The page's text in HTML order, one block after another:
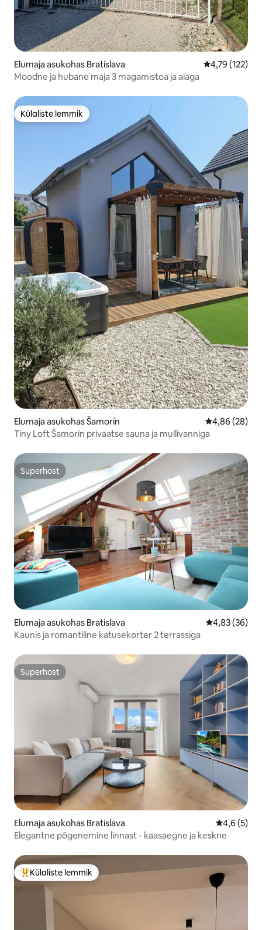
Elumaja asukohas Bratislava Keskmine
4,79 (122)
Moodne ja hubane maja 3 magamistoa ja aiaga
Külaliste lemmik
Külaliste lemmik
Elumaja asukohas Šamorín Keskmine
4,86 (28)
Tiny Loft Šamorín privaatse sauna ja mullivanniga
Superhost
Superhost
Elumaja asukohas Bratislava Keskmine
4,83 (36)
Kaunis ja romantiline katusekorter 2 terrassiga
Superhost
Superhost
Elumaja asukohas Bratislava Keskmine
4,6 (5)
Elegantne põgenemine linnast - kaasaegne ja keskne
Külaliste suur lemmik
Külaliste lemmik